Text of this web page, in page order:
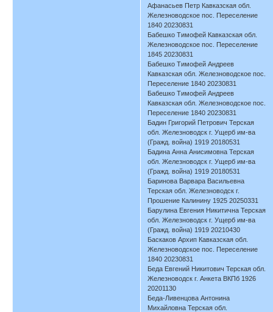
Афанасьев Петр Кавказская обл.
Железноводское пос. Переселение
1840 20230831
Бабешко Тимофей Кавказская обл.
Железноводское пос. Переселение
1845 20230831
Бабешко Тимофей Андреев
Кавказская обл. Железноводское пос.
Переселение 1840 20230831
Бабешко Тимофей Андреев
Кавказская обл. Железноводское пос.
Переселение 1840 20230831
Бадин Григорий Петрович Терская
обл. Железноводск г. Ущерб им-ва
(Гражд. война) 1919 20180531
Бадина Анна Анисимовна Терская
обл. Железноводск г. Ущерб им-ва
(Гражд. война) 1919 20180531
Баринова Варвара Васильевна
Терская обл. Железноводск г.
Прошение Калинину 1925 20250331
Барулина Евгения Никитична Терская
обл. Железноводск г. Ущерб им-ва
(Гражд. война) 1919 20210430
Баскаков Архип Кавказская обл.
Железноводское пос. Переселение
1840 20230831
Беда Евгений Никитович Терская обл.
Железноводск г. Анкета ВКПб 1926
20201130
Беда-Ливенцова Антонина
Михайловна Терская обл.